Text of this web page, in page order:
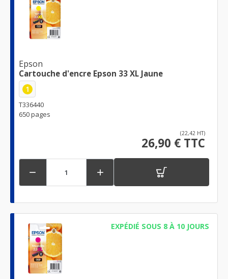
Epson
Cartouche d'encre Epson 33 XL Jaune
1
T336440
650 pages
(22,42 HT)
26,90 € TTC
 
EXPÉDIÉ SOUS 8 À 10 JOURS